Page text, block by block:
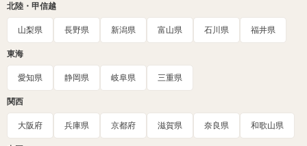
北陸・甲信越
山梨県 長野県 新潟県 富山県 石川県 福井県
東海
愛知県 静岡県 岐阜県 三重県
関西
大阪府 兵庫県 京都府 滋賀県 奈良県 和歌山県